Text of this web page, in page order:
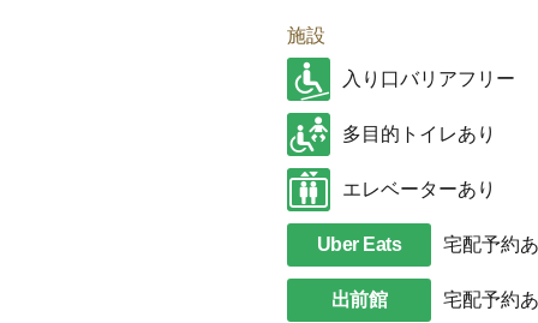
施設
入り口バリアフリー
多目的トイレあり
エレベーターあり
Uber Eats 宅配予約
出前館 宅配予約